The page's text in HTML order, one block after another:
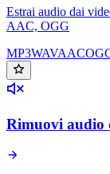
Estrai audio dai
AAC, OGG
MP3WAVAAC
Rimuovi audio